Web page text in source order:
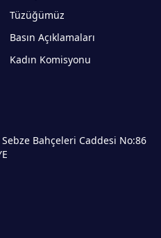
Tüzüğümüz
Basın Açıklamaları
Kadın Komisyonu
Bahçeleri Caddesi No:86